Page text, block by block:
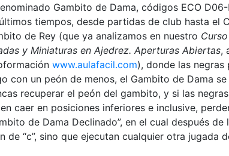
Gambito de Dama, códigos ECO
tiempos, desde partidas de club hasta el
de Rey (que ya analizamos en nuestro
y Miniaturas en Ajedrez. Aperturas Abiertas,
www.aulafacil.com), donde las
con un peón de menos, el Gambito de Dama
recuperar el peón del gambito, y si las
caer en posiciones inferiores e inclusive,
de Dama Declinado”, en el cual después
de “c”, sino que ejecutan cualquier otra jugada